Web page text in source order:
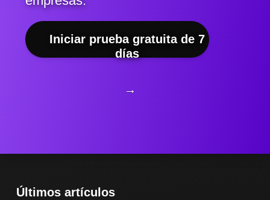
Iniciar prueba gratuita de 7
días
→
Últimos artículos